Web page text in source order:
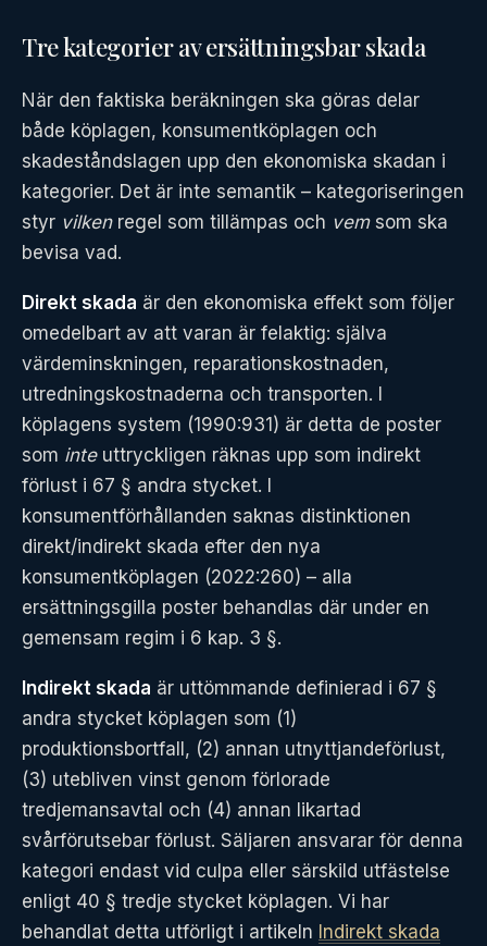
Tre kategorier av ersättningsbar skada
När den faktiska beräkningen ska göras delar
både köplagen, konsumentköplagen och
skadeståndslagen upp den ekonomiska skadan i
kategorier. Det är inte semantik – kategoriseringen
styr vilkenregel som tillämpas och vemsom ska
bevisa vad.
Direkt skada är den ekonomiska effekt som följer
omedelbart av att varan är felaktig: själva
värdeminskningen, reparationskostnaden,
utredningskostnaderna och transporten. I
köplagens system (1990:931) är detta de poster
som inteuttryckligen räknas upp som indirekt
förlust i 67 § andra stycket. I
konsumentförhållanden saknas distinktionen
direkt/indirekt skada efter den nya
konsumentköplagen (2022:260) – alla
ersättningsgilla poster behandlas där under en
gemensam regim i 6 kap. 3 §.
Indirekt skada är uttömmande definierad i 67 §
andra stycket köplagen som (1)
produktionsbortfall, (2) annan utnyttjandeförlust,
(3) utebliven vinst genom förlorade
tredjemansavtal och (4) annan likartad
svårförutsebar förlust. Säljaren ansvarar för denna
kategori endast vid culpa eller särskild utfästelse
enligt 40 § tredje stycket köplagen. Vi har
behandlat detta utförligt i artikeln Indirekt skada